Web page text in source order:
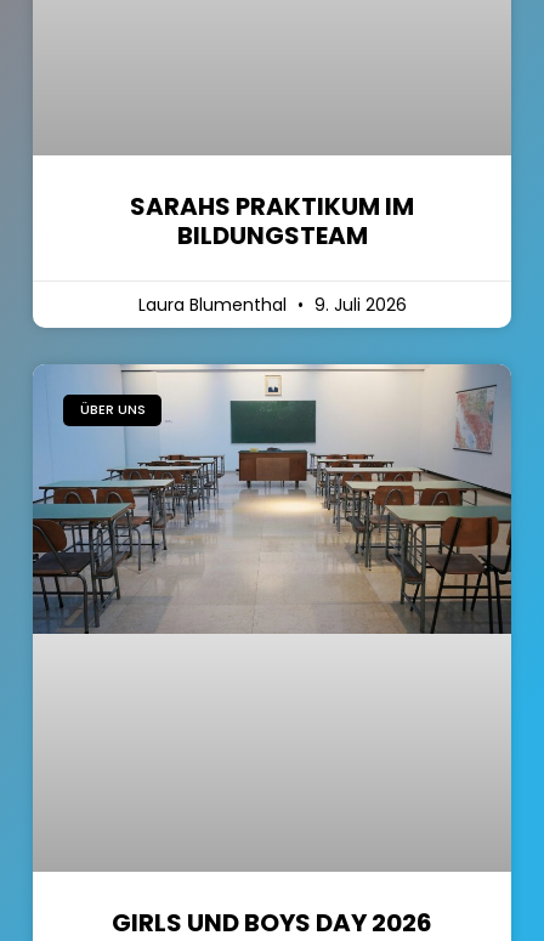
SARAHS PRAKTIKUM IM
BILDUNGSTEAM
Laura Blumenthal 9. Juli 2026
ÜBER UNS
GIRLS UND BOYS DAY 2026